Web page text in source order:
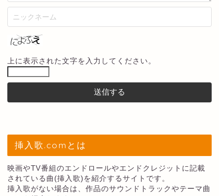
上に表示された文字を入力してください。
挿入歌.comとは
映画やTV番組のエンドロールやエンドクレジットに記載
されている曲(挿入歌)を紹介するサイトです。
挿入歌がない場合は、作品のサウンドトラックやテーマ曲